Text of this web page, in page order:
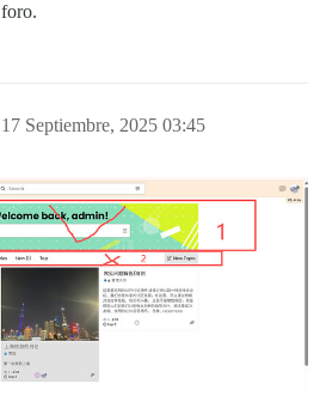
17 Septiembre, 2025 03:45